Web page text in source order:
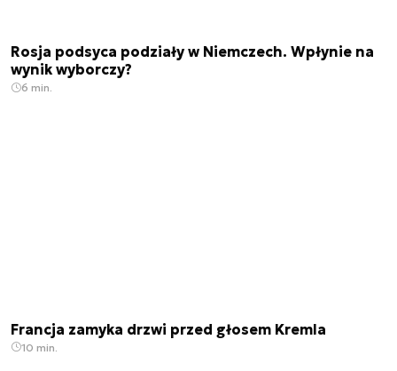
Rosja podsyca podziały w Niemczech. Wpłynie na
wynik wyborczy?
6 min.
Francja zamyka drzwi przed głosem Kremla
10 min.